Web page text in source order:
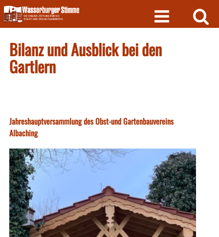
Skip
to
content
Bilanz und Ausblick bei den
Gartlern
Jahreshauptversammlung des Obst-und Gartenbauvereins
Albaching